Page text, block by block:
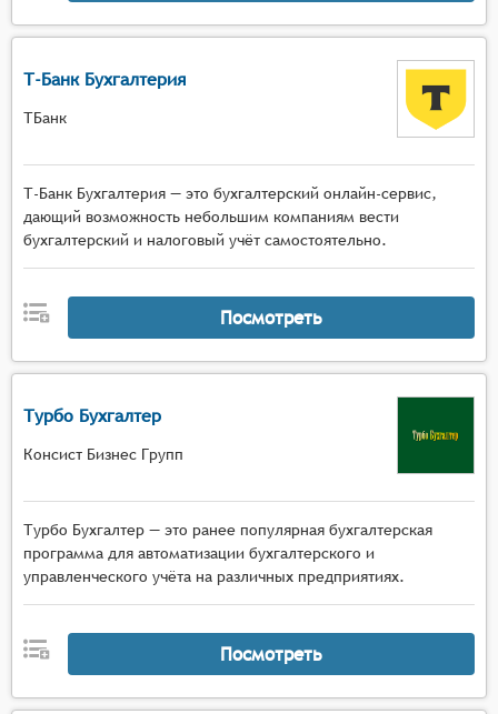
Т-Банк Бухгалтерия
ТБанк
Т-Банк Бухгалтерия — это бухгалтерский онлайн-сервис,
дающий возможность небольшим компаниям вести
бухгалтерский и налоговый учёт самостоятельно.
Посмотреть
Турбо Бухгалтер
Консист Бизнес Групп
Турбо Бухгалтер — это ранее популярная бухгалтерская
программа для автоматизации бухгалтерского и
управленческого учёта на различных предприятиях.
Посмотреть